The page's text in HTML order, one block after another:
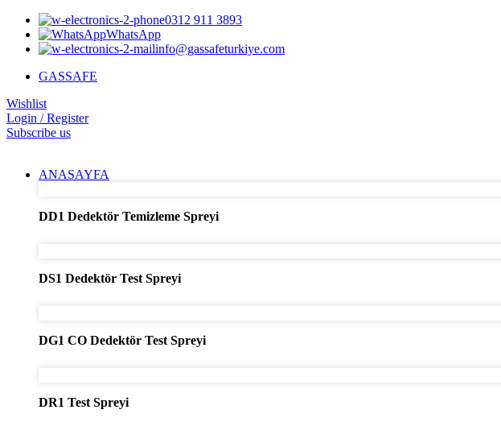
0312 911 3893
WhatsApp
info@gassafeturkiye.com
GASSAFE
Wishlist
Login / Register
Subscribe us
ANASAYFA
DD1 Dedektör Temizleme Spreyi
DS1 Dedektör Test Spreyi
DG1 CO Dedektör Test Spreyi
DR1 Test Spreyi